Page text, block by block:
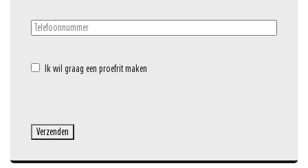
Telefoonnummer(Vereist)
Trade-
Ik wil graag een proefrit maken
Verzenden